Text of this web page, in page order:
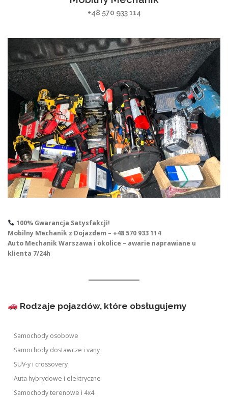
+48 570 933 114
100% Gwarancja Satysfakcji!
Mobilny Mechanik z Dojazdem – +48 570 933 114
Auto Mechanik Warszawa i okolice – awarie naprawiane u
klienta 7/24h
Rodzaje pojazdów, które obsługujemy
Samochody osobowe
Samochody dostawcze i vany
SUV-y i crossovery
Auta hybrydowe i elektryczne
Samochody terenowe i 4x4